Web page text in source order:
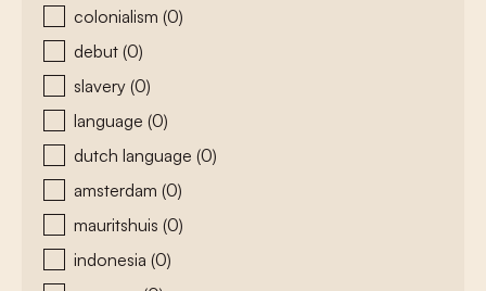
colonialism (0)
debut (0)
slavery (0)
language (0)
dutch language (0)
amsterdam (0)
mauritshuis (0)
indonesia (0)